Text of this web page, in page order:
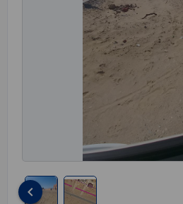
keyboard_arrow_left